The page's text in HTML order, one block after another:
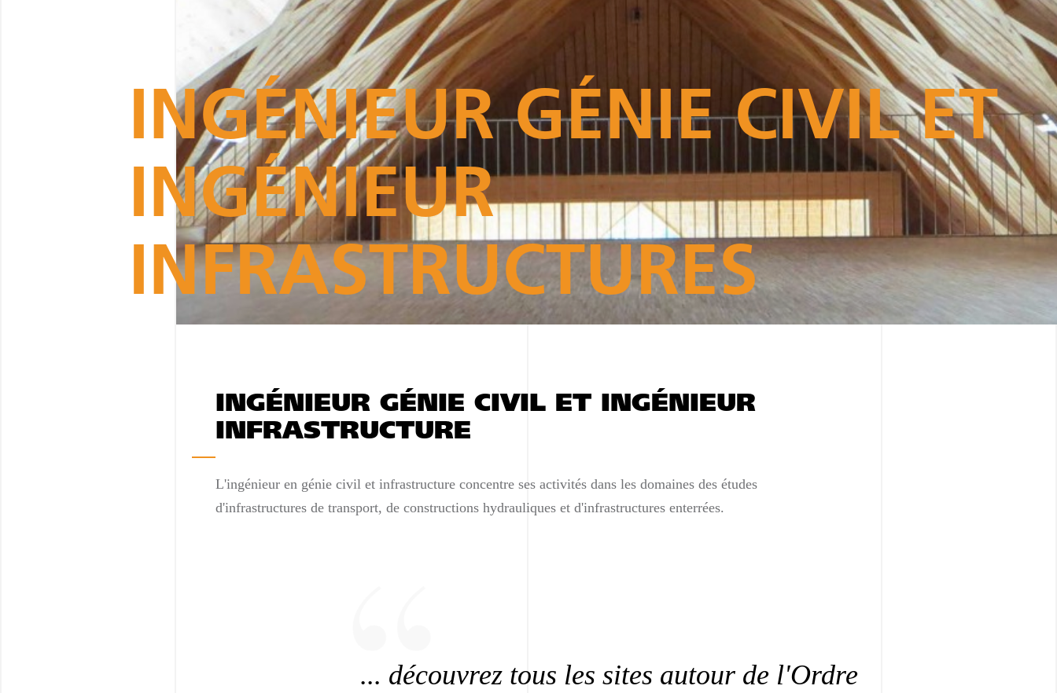
INGÉNIEUR GÉNIE CIVIL ET
INGÉNIEUR
INFRASTRUCTURES
INGÉNIEUR GÉNIE CIVIL ET INGÉNIEUR
INFRASTRUCTURE
L'ingénieur en génie civil et infrastructure concentre ses activités dans les domaines des études
d'infrastructures de transport, de constructions hydrauliques et d'infrastructures enterrées.
... découvrez tous les sites autour de l'Ordre